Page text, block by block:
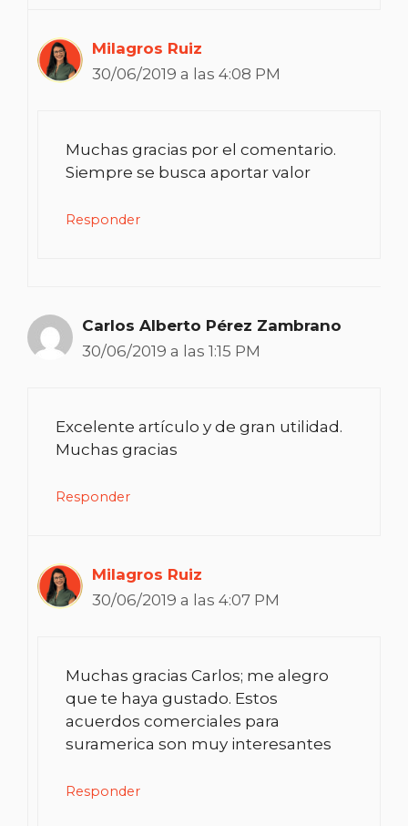
Milagros Ruiz
30/06/2019 a las 4:08 PM
Muchas gracias por el comentario.
Siempre se busca aportar valor
Responder
Carlos Alberto Pérez Zambrano
30/06/2019 a las 1:15 PM
Excelente artículo y de gran utilidad.
Muchas gracias
Responder
Milagros Ruiz
30/06/2019 a las 4:07 PM
Muchas gracias Carlos; me alegro
que te haya gustado. Estos
acuerdos comerciales para
suramerica son muy interesantes
Responder